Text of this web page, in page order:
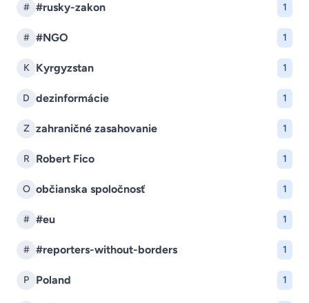
# #rusky-zakon 1
# #NGO 1
K Kyrgyzstan 1
D dezinformácie 1
Z zahraničné zasahovanie 1
R Robert Fico 1
O občianska spoločnosť 1
# #eu 1
# #reporters-without-borders 1
P Poland 1